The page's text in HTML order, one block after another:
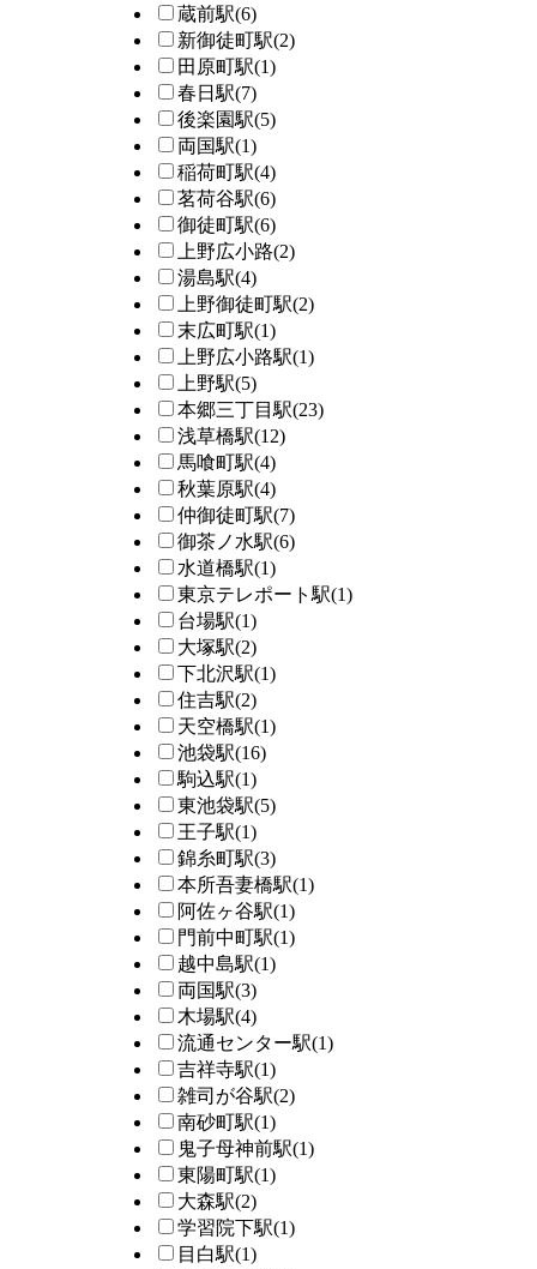
蔵前駅(6)
新御徒町駅(2)
田原町駅(1)
春日駅(7)
後楽園駅(5)
両国駅(1)
稲荷町駅(4)
茗荷谷駅(6)
御徒町駅(6)
上野広小路(2)
湯島駅(4)
上野御徒町駅(2)
末広町駅(1)
上野広小路駅(1)
上野駅(5)
本郷三丁目駅(23)
浅草橋駅(12)
馬喰町駅(4)
秋葉原駅(4)
仲御徒町駅(7)
御茶ノ水駅(6)
水道橋駅(1)
東京テレポート駅(1)
台場駅(1)
大塚駅(2)
下北沢駅(1)
住吉駅(2)
天空橋駅(1)
池袋駅(16)
駒込駅(1)
東池袋駅(5)
王子駅(1)
錦糸町駅(3)
本所吾妻橋駅(1)
阿佐ヶ谷駅(1)
門前中町駅(1)
越中島駅(1)
両国駅(3)
木場駅(4)
流通センター駅(1)
吉祥寺駅(1)
雑司が谷駅(2)
南砂町駅(1)
鬼子母神前駅(1)
東陽町駅(1)
大森駅(2)
学習院下駅(1)
目白駅(1)